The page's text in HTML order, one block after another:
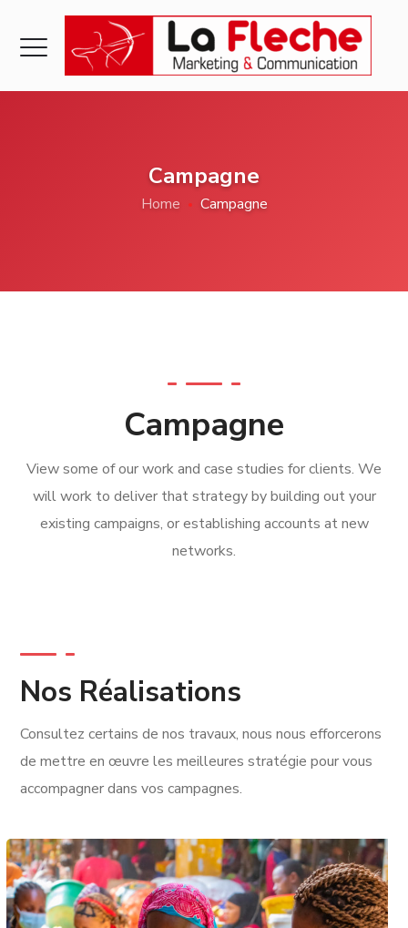
Campagne
Home Campagne
Campagne
View some of our work and case studies for clients. We
will work to deliver that strategy by building out your
existing campaigns, or establishing accounts at new
networks.
Nos Réalisations
Consultez certains de nos travaux, nous nous efforcerons
de mettre en œuvre les meilleures stratégie pour vous
accompagner dans vos campagnes.